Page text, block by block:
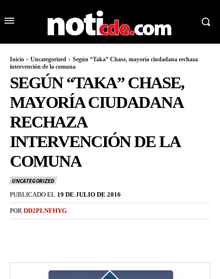
Inicio Uncategorized
Según “Taka” Chase, mayoría ciudadana rechaza
intervención de la comuna
SEGÚN “TAKA” CHASE,
MAYORÍA CIUDADANA
RECHAZA
INTERVENCIÓN DE LA
COMUNA
UNCATEGORIZED
PUBLICADO EL 19 DE JULIO DE 2016
POR DD2PLNFHYG